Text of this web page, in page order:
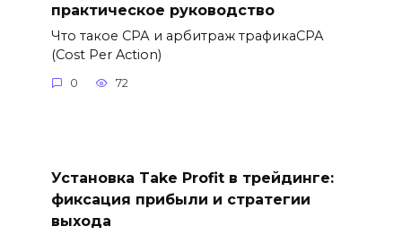
практическое руководство
Что такое СРА и арбитраж трафикаСРА
(Cost Per Action)
0 72
Установка Take Profit в трейдинге:
фиксация прибыли и стратегии
выхода